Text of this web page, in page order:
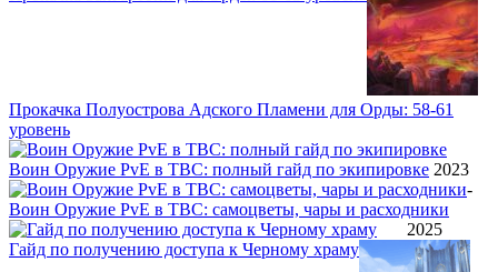
Прокачка Полуострова Адского Пламени для Орды: 58-61
уровень
Воин Оружие PvE в TBC: полный гайд по экипировке
Воин Оружие PvE в TBC: самоцветы, чары и расходники
Гайд по получению доступа к Черному храму
2023
-
2025